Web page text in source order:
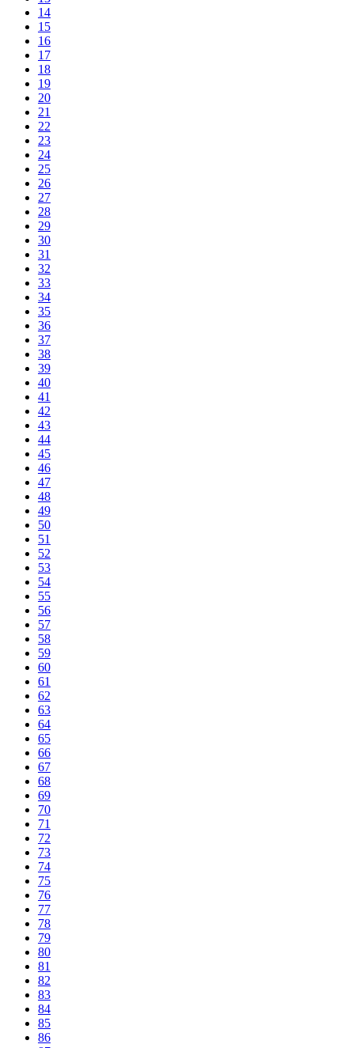
14
15
16
17
18
19
20
21
22
23
24
25
26
27
28
29
30
31
32
33
34
35
36
37
38
39
40
41
42
43
44
45
46
47
48
49
50
51
52
53
54
55
56
57
58
59
60
61
62
63
64
65
66
67
68
69
70
71
72
73
74
75
76
77
78
79
80
81
82
83
84
85
86